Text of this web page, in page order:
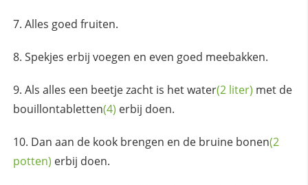
Alles goed fruiten.
Spekjes erbij voegen en even goed meebakken.
Als alles een beetje zacht is hetwater(2 liter) met de
bouillontabletten(4) erbij doen.
Dan aan de kook brengen en de bruine bonen(2
potten) erbij doen.